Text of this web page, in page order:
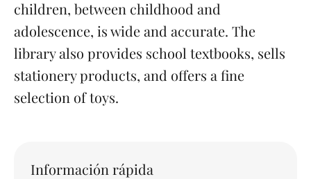
children, between childhood and
adolescence, is wide and accurate. The
library also provides school textbooks, sells
stationery products, and offers a fine
selection of toys.
Información rápida